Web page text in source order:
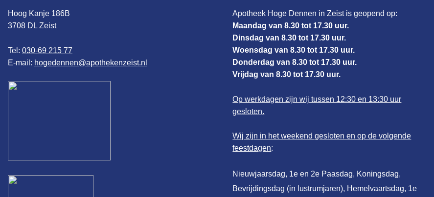
Hoog Kanje 186B
3708 DL Zeist
Tel: 030-69 215 77
E-mail: hogedennen@apothekenzeist.nl
Apotheek Hoge Dennen in Zeist is geopend op:
Maandag van 8.30 tot 17.30 uur.
Dinsdag van 8.30 tot 17.30 uur.
Woensdag van 8.30 tot 17.30 uur.
Donderdag van 8.30 tot 17.30 uur.
Vrijdag van 8.30 tot 17.30 uur.
Op werkdagen zijn wij tussen 12:30 en 13:30 uur
gesloten.
Wij zijn in het weekend gesloten en op de volgende
feestdagen:
Nieuwjaarsdag, 1e en 2e Paasdag, Koningsdag,
Bevrijdingsdag (in lustrumjaren), Hemelvaartsdag, 1e